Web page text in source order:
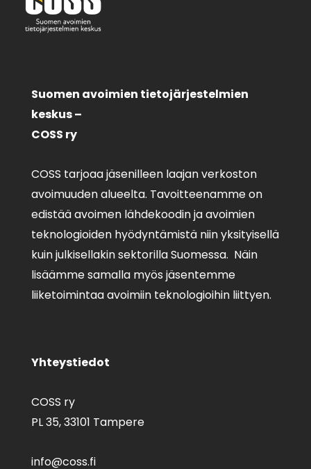
Suomen avoimien tietojärjestelmien
keskus –
COSS ry
COSS tarjoaa jäsenilleen laajan verkoston
avoimuuden alueelta. Tavoitteenamme on
edistää avoimen lähdekoodin ja avoimien
teknologioiden hyödyntämistä niin yksityisellä
kuin julkisellakin sektorilla Suomessa. Näin
lisäämme samalla myös jäsentemme
liiketoimintaa avoimiin teknologioihin liittyen.
Yhteystiedot
COSS ry
PL 35,33101 Tampere
info@coss.fi